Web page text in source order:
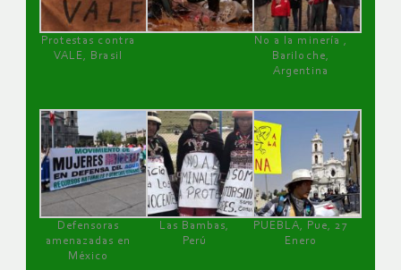
Protestas contra
VALE, Brasil
No a la minería ,
Bariloche,
Argentina
Defensoras
amenazadas en
México
Las Bambas,
Perú
PUEBLA, Pue, 27
Enero